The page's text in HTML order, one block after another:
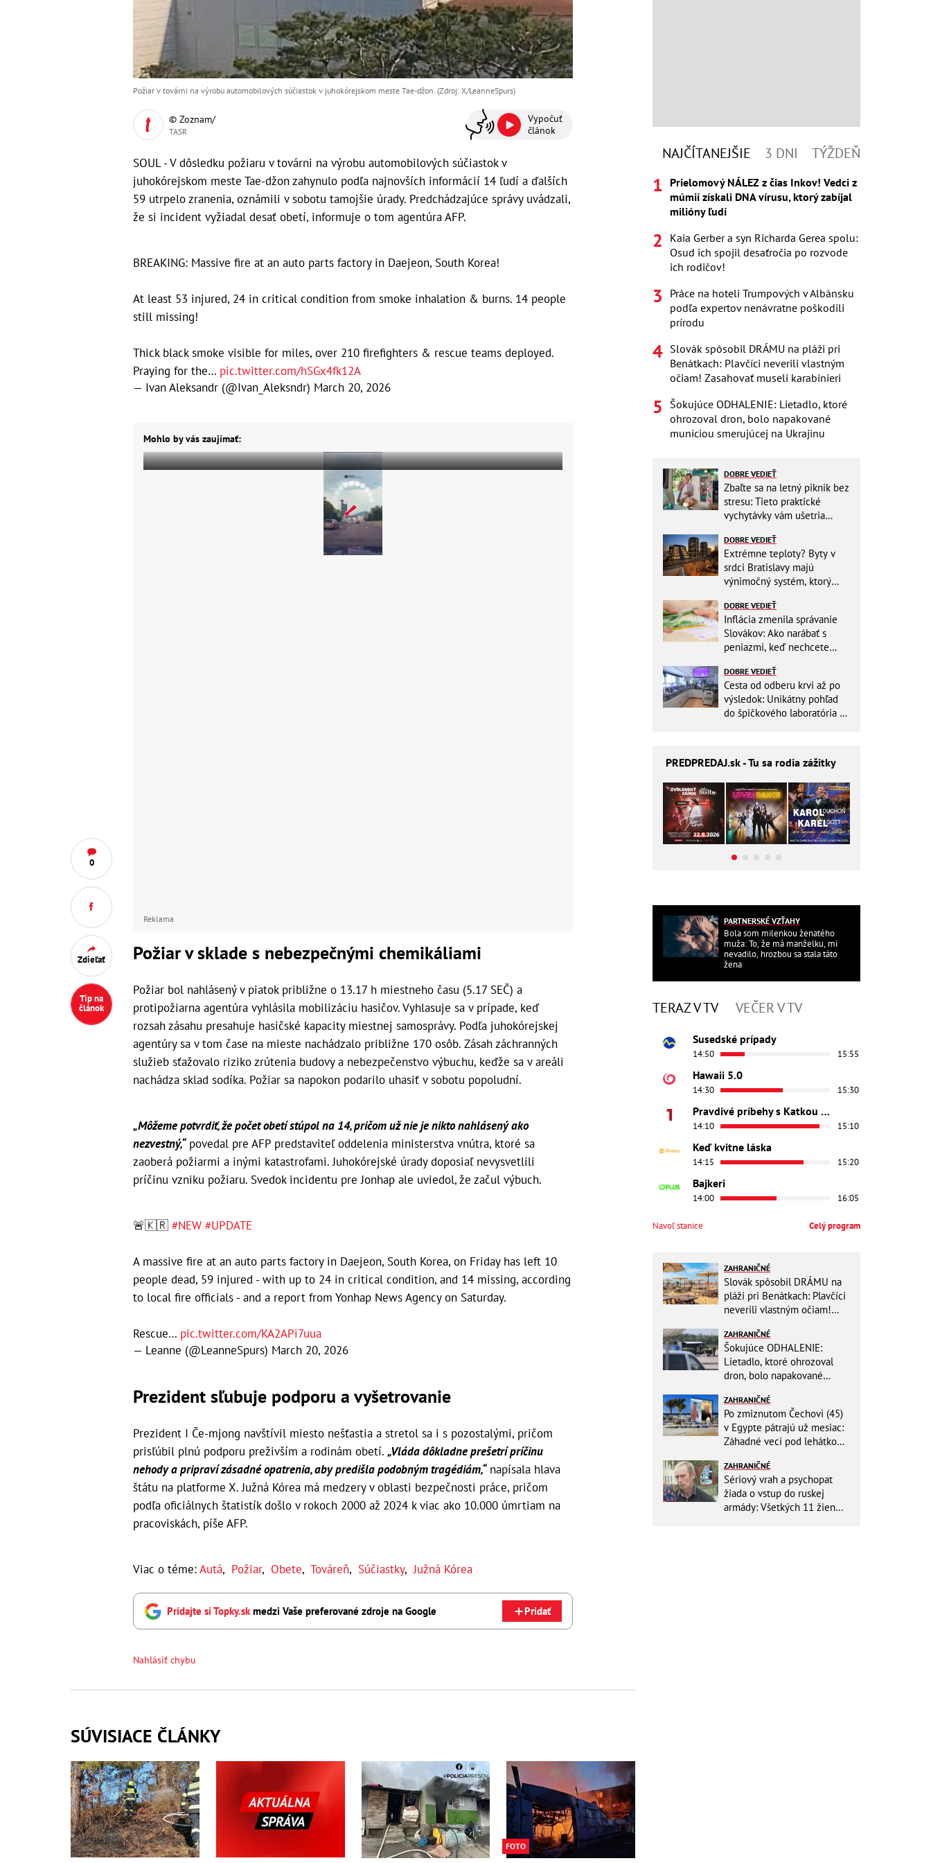
0
Zdieľať
Tip na
článok
Požiar v továrni na výrobu automobilových súčiastok v juhokórejskom meste Tae-džon. (Zdroj: X/LeanneSpurs)
© Zoznam/
TASR
Vypočuť
článok
SOUL - V dôsledku požiaru v továrni na výrobu automobilových súčiastok v
juhokórejskom meste Tae-džon zahynulo podľa najnovších informácií 14 ľudí a ďalších
59 utrpelo zranenia, oznámili v sobotu tamojšie úrady. Predchádzajúce správy uvádzali,
že si incident vyžiadal desať obetí, informuje o tom agentúra AFP.
BREAKING: Massive fire at an auto parts factory in Daejeon, South Korea!
At least 53 injured, 24 in critical condition from smoke inhalation & burns. 14 people
still missing!
Thick black smoke visible for miles, over 210 firefighters & rescue teams deployed.
Praying for the… pic.twitter.com/hSGx4fk12A
— Ivan Aleksandr (@Ivan_Aleksndr) March 20, 2026
Mohlo by vás zaujímať:
Reklama
Požiar v sklade s nebezpečnými chemikáliami
Požiar bol nahlásený v piatok približne o 13.17 h miestneho času (5.17 SEČ) a
protipožiarna agentúra vyhlásila mobilizáciu hasičov. Vyhlasuje sa v prípade, keď
rozsah zásahu presahuje hasičské kapacity miestnej samosprávy. Podľa juhokórejskej
agentúry sa v tom čase na mieste nachádzalo približne 170 osôb. Zásah záchranných
služieb sťažovalo riziko zrútenia budovy a nebezpečenstvo výbuchu, keďže sa v areáli
nachádza sklad sodíka. Požiar sa napokon podarilo uhasiť v sobotu popoludní.
„Môžeme potvrdiť, že počet obetí stúpol na 14, pričom už nie je nikto nahlásený ako
nezvestný,“povedal pre AFP predstaviteľ oddelenia ministerstva vnútra, ktoré sa
zaoberá požiarmi a inými katastrofami. Juhokórejské úrady doposiaľ nevysvetlili
príčinu vzniku požiaru. Svedok incidentu pre Jonhap ale uviedol, že začul výbuch.
🚨🇰🇷 #NEW #UPDATE
A massive fire at an auto parts factory in Daejeon, South Korea, on Friday has left 10
people dead, 59 injured - with up to 24 in critical condition, and 14 missing, according
to local fire officials - and a report from Yonhap News Agency on Saturday.
Rescue… pic.twitter.com/KA2APi7uua
— Leanne (@LeanneSpurs) March 20, 2026
Prezident sľubuje podporu a vyšetrovanie
Prezident I Če-mjong navštívil miesto nešťastia a stretol sa i s pozostalými, pričom
prisľúbil plnú podporu preživším a rodinám obetí. „Vláda dôkladne prešetrí príčinu
nehody a pripraví zásadné opatrenia, aby predišla podobným tragédiám,“napísala hlava
štátu na platforme X. Južná Kórea má medzery v oblasti bezpečnosti práce, pričom
podľa oficiálnych štatistík došlo v rokoch 2000 až 2024 k viac ako 10.000 úmrtiam na
pracoviskách, píše AFP.
Viac o téme:Autá, Požiar, Obete, Továreň, Súčiastky,Južná Kórea
Pridajte si Topky.sk medzi Vaše preferované zdroje na Google Pridať
Nahlásiť chybu
SÚVISIACE ČLÁNKY
FOTO
NAJČÍTANEJŠIE 3 DNI TÝŽDEŇ
Prielomový NÁLEZ z čias Inkov! Vedci z
múmií získali DNA vírusu, ktorý zabíjal
milióny ľudí
Kaia Gerber a syn Richarda Gerea spolu:
Osud ich spojil desaťročia po rozvode
ich rodičov!
Práce na hoteli Trumpových v Albánsku
podľa expertov nenávratne poškodili
prírodu
Slovák spôsobil DRÁMU na pláži pri
Benátkach: Plavčíci neverili vlastným
očiam! Zasahovať museli karabinieri
Šokujúce ODHALENIE: Lietadlo, ktoré
ohrozoval dron, bolo napakované
muníciou smerujúcej na Ukrajinu
DOBRE VEDIEŤ
Zbaľte sa na letný piknik bez
stresu: Tieto praktické
vychytávky vám ušetria
DOBRE VEDIEŤ
Extrémne teploty? Byty v
srdci Bratislavy majú
výnimočný systém, ktorý
DOBRE VEDIEŤ
Inflácia zmenila správanie
Slovákov: Ako narábať s
peniazmi, keď nechcete
DOBRE VEDIEŤ
Cesta od odberu krvi až po
výsledok: Unikátny pohľad
do špičkového laboratória na
PREDPREDAJ.sk - Tu sa rodia zážitky
PARTNERSKÉ VZŤAHY
Bola som milenkou ženatého
muža: To, že má manželku, mi
nevadilo, hrozbou sa stala táto
žena
TERAZ V TV VEČER V TV
Susedské prípady
14:50 15:55
Hawaii 5.0
14:30 15:30
Pravdivé príbehy s Katkou Brychtovou
14:10 15:10
Keď kvitne láska
14:15 15:20
Bajkeri
14:00 16:05
Navoľ stanice Celý program
ZAHRANIČNÉ
Slovák spôsobil DRÁMU na
pláži pri Benátkach: Plavčíci
neverili vlastným očiam!
ZAHRANIČNÉ
Šokujúce ODHALENIE:
Lietadlo, ktoré ohrozoval
dron, bolo napakované
Ukrajinu
ZAHRANIČNÉ
Po zmiznutom Čechovi (45)
v Egypte pátrajú už mesiac:
Záhadné veci pod lehátkom,
vypovede
ZAHRANIČNÉ
Sériový vrah a psychopat
žiada o vstup do ruskej
armády: Všetkých 11 žien